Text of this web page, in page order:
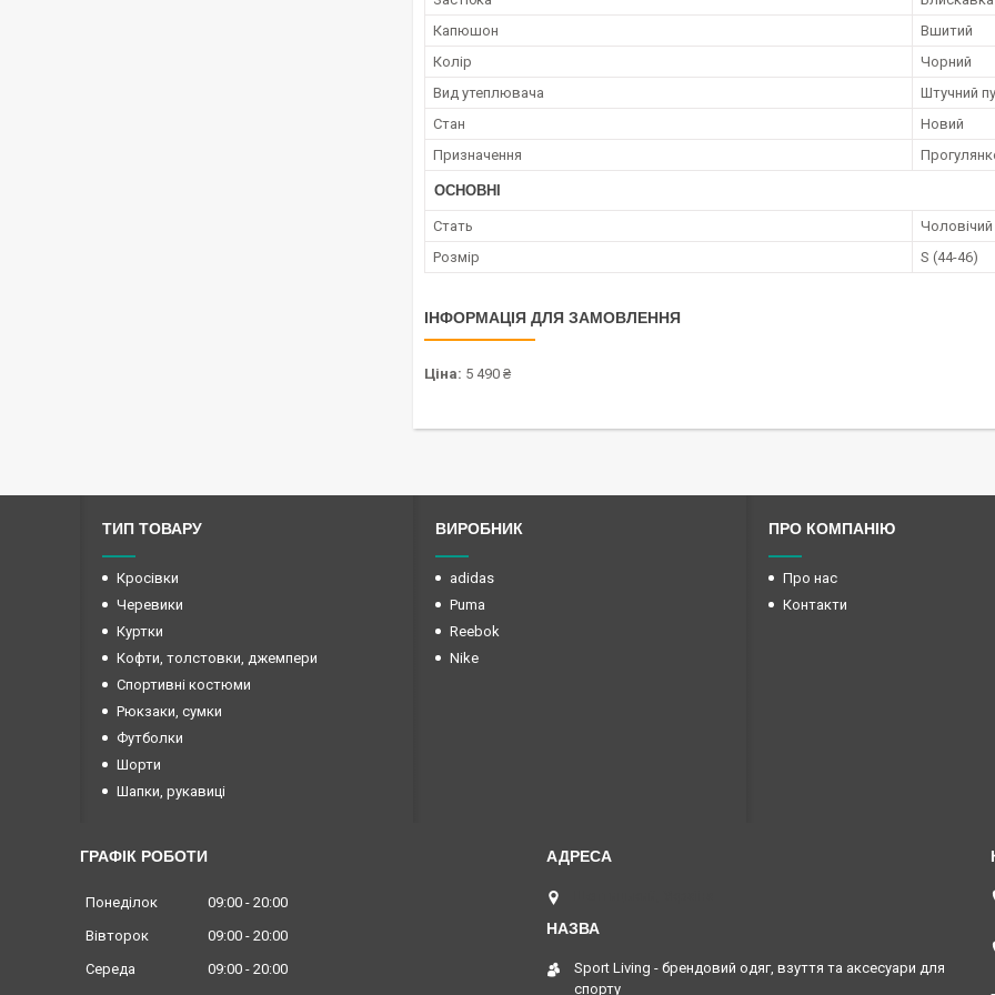
Капюшон
Вшитий
Колір
Чорний
Вид утеплювача
Штучний
Стан
Новий
Призначення
ОСНОВНІ
Стать
Чоловічий
Розмір
S (44-46)
ІНФОРМАЦІЯ ДЛЯ ЗАМОВЛЕННЯ
Ціна: 5 490 ₴
ТИП ТОВАРУ
Кросівки
Черевики
Куртки
Кофти, толстовки, джемпери
Спортивні костюми
Рюкзаки, сумки
Футболки
Шорти
Шапки, рукавиці
ВИРОБНИК
adidas
Puma
Reebok
Nike
ПРО КОМПАНІЮ
Про нас
Контакти
ГРАФІК РОБОТИ
Понеділок 09:00
20:00
Вівторок
09:00
20:00
Середа
09:00
20:00
Sport Living - брендовий одяг, взуття та аксесуари для
спорту